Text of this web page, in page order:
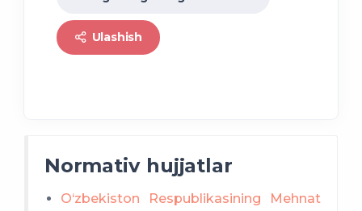
Ulashish
Normativ hujjatlar
O‘zbekiston Respublikasining Mehnat